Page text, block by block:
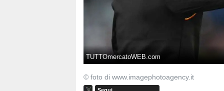
TUTTOmercatoWEB.com
© foto di www.imagephotoagency.it